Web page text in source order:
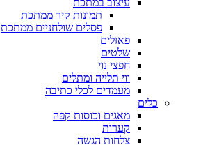
עיצוב במתכת
תמונות קיר ממתכת
פסלים שולחניים ממתכת
פאזלים
שלטים
חפצי נוי
ווי תלייה ומתלים
מעמדים לכלי כתיבה
כלים
מאגים וכוסות קפה
קערות
צלחות הגשה